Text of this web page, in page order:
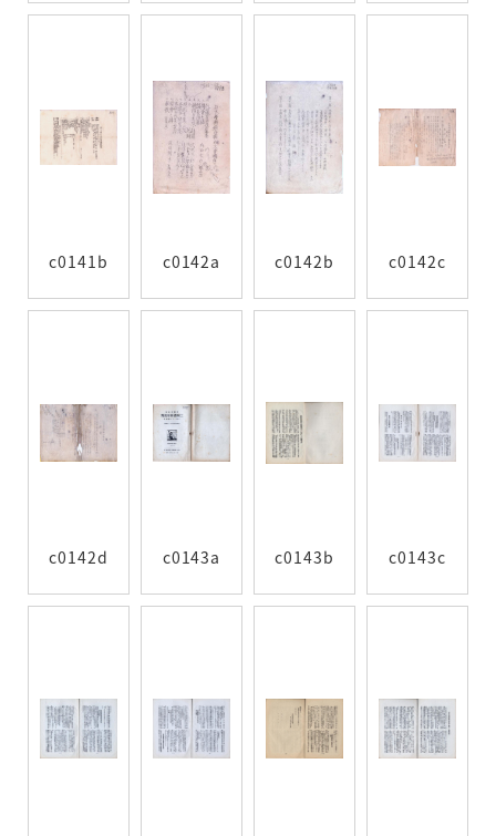
c0141b c0142a c0142b c0142c
c0142d c0143a c0143b c0143c